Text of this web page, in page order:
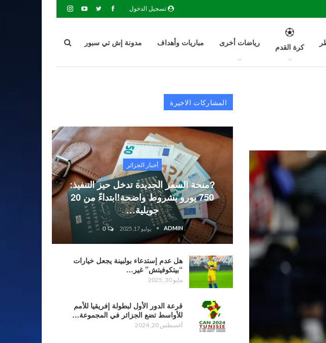
تسجيل الدخول
كرة القدم رياضات أخرى مباريات وأهداف مدونة إش تي سبور
المشاركات الاخيرة
أخبار الجزائر
?منحة السفر الجديدة تدخل حيز التنفيذ:
750 يورو بشروط واضحة!ابتداءً من 20
جويلية…
ADMIN يوليو 17, 2025 0
هل عدم إستدعاء بولبينة يجعل خيارات
“بيتكوفيتش” غير…
مايو 30, 2025
قرعة الدور الأول لبطولة إفريقيا للأمم
للأواسط تضع الجزائر في المجموعة…
أغسطس 20, 2024